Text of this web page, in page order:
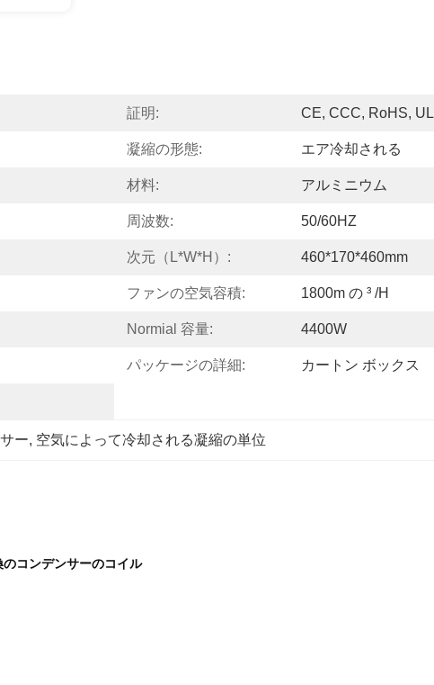
証明: CE, CCC, RoHS, UL
凝縮の形態: エア冷却される
材料: アルミニウム
周波数: 50/60HZ
次元（L*W*H）: 460*170*460mm
ファンの空気容積: 1800m の ³ /h
Normial 容量: 4400W
パッケージの詳細: カートン ボックス
ー, 空気によって冷却される凝縮の単位
コンデンサーのコイル